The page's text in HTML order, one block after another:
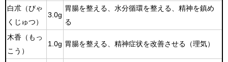
白朮（びゃ
くじゅつ）
3.0g
胃腸を整える、水分循環を整える、精神を鎮め
る
木香（もっ
こう）
1.0g 胃腸を整える、精神症状を改善させる（理気）